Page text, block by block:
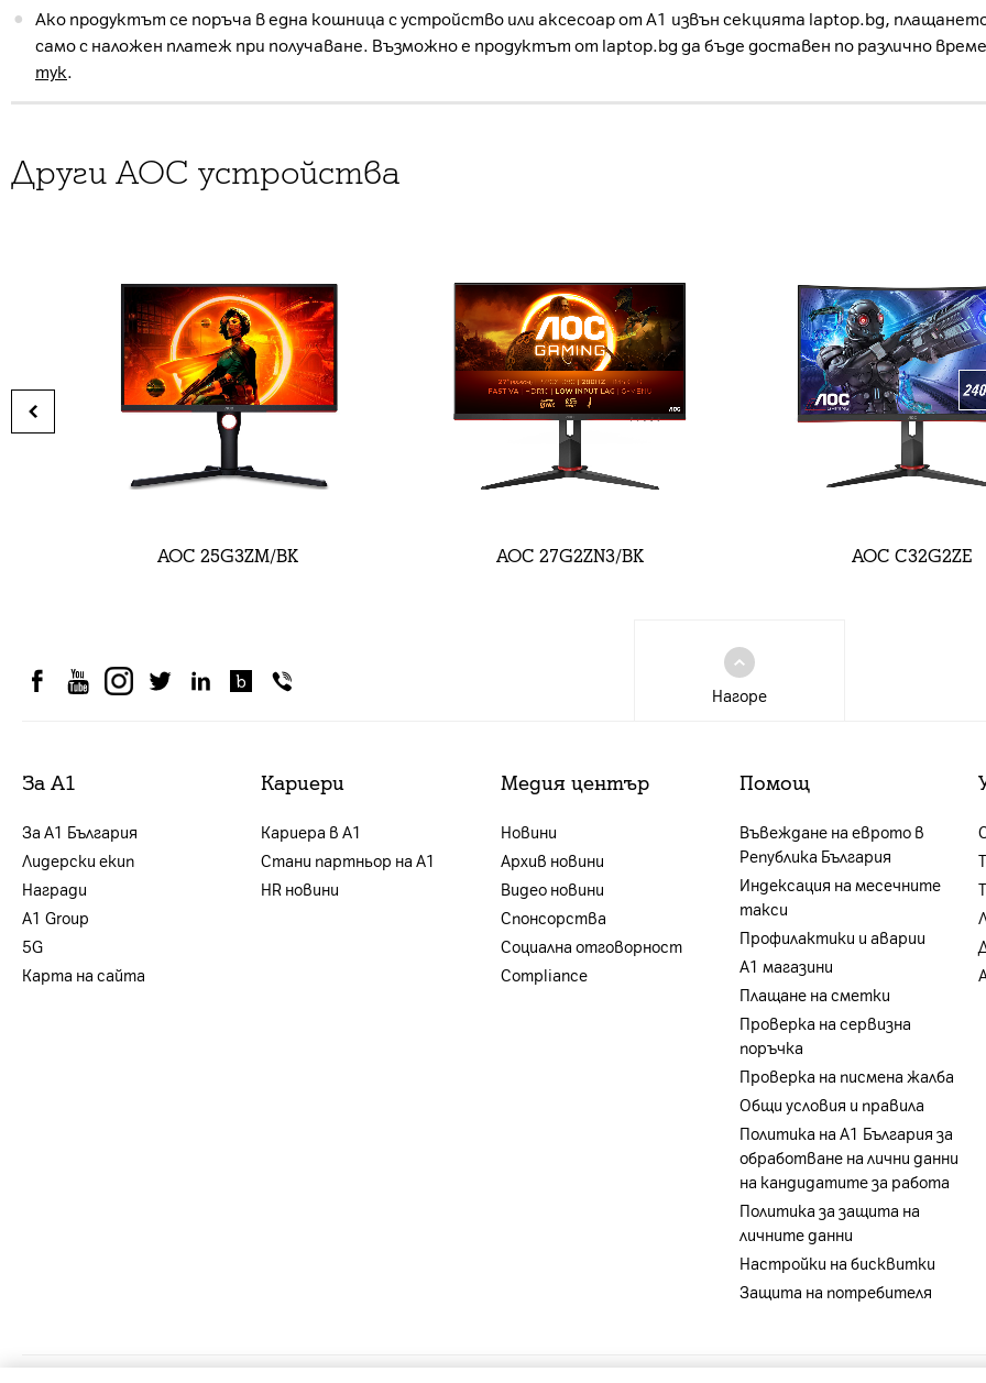
Ако продуктът се поръча в една кошница с устройство или аксесоар от А1 извън секцията laptop.bg,
само с наложен платеж при получаване. Възможно е продуктът от laptop.bg да бъде доставен по различно
тук.
Други AOC устройства
AOC 25G3ZM/BK AOC 27G2ZN3/BK AOC C32G2ZE
Нагоре
За А1
За А1 България
Лидерски екип
Награди
А1 Group
5G
Карта на сайта
Кариери
Кариера в А1
Стани партньор на А1
HR новини
Медия център
Новини
Архив новини
Видео новини
Спонсорства
Социална отговорност
Compliance
Помощ
Въвеждане на еврото в
Република България
Индексация на месечните
такси
Профилактики и аварии
А1 магазини
Плащане на сметки
Проверка на сервизна
поръчка
Проверка на писмена жалба
Общи условия и правила
Политика на A1 България за
обработване на лични данни
на кандидатите за работа
Политика за защита на
личните данни
Настройки на бисквитки
Защита на потребителя